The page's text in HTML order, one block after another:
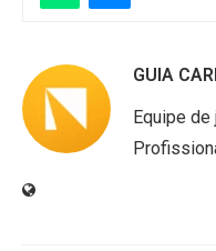
GUIA
Equipe de